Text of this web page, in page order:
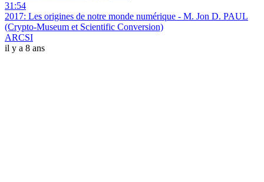
31:54
2017: Les origines de notre monde numérique - M. Jon D. PAUL
(Crypto-Museum et Scientific Conversion)
ARCSI
il y a 8 ans